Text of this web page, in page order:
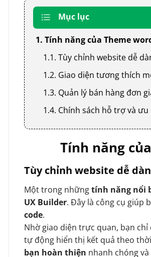
Mục lục
1. Tính năng của Theme
1.1. Tùy chỉnh website dễ
1.2. Giao diện tương thích
1.3. Quản lý bán hàng đơn
1.4. Chính sách hỗ trợ và ưu
Tính năng
Tùy chỉnh website dễ
Một trong nhữngtính năng nổi
UX Builder. Đây là công cụ giúp
code.
Nhờ giao diện trực quan, bạn
tự động hiển thị kết quả theo
bạn hoàn thiện nhanh chóng và